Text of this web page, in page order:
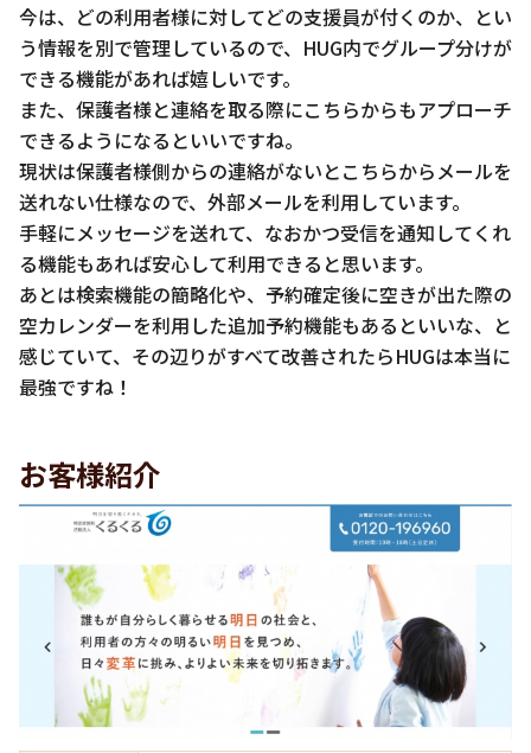
今は、どの利用者様に対してどの支援員が付くのか、とい
う情報を別で管理しているので、HUG内でグループ分けが
できる機能があれば嬉しいです。
また、保護者様と連絡を取る際にこちらからもアプローチ
できるようになるといいですね。
現状は保護者様側からの連絡がないとこちらからメールを
送れない仕様なので、外部メールを利用しています。
手軽にメッセージを送れて、なおかつ受信を通知してくれ
る機能もあれば安心して利用できると思います。
あとは検索機能の簡略化や、予約確定後に空きが出た際の
空カレンダーを利用した追加予約機能もあるといいな、と
感じていて、その辺りがすべて改善されたらHUGは本当に
最強ですね！
お客様紹介